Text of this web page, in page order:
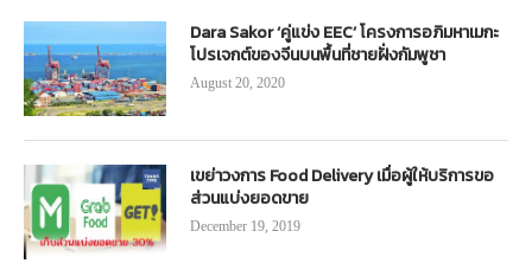
Dara Sakor ‘คู่แข่ง EEC’ โครงการอภิมหาเมกะ
โปรเจกต์ของจีนบนพื้นที่ชายฝั่งกัมพูชา
August 20, 2020
เขย่าวงการ Food Delivery เมื่อผู้ให้บริการขอ
ส่วนแบ่งยอดขาย
December 19, 2019